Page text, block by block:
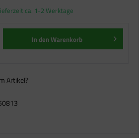
ca. 1-2 Werktage
In denWarenkorb
Artikel?